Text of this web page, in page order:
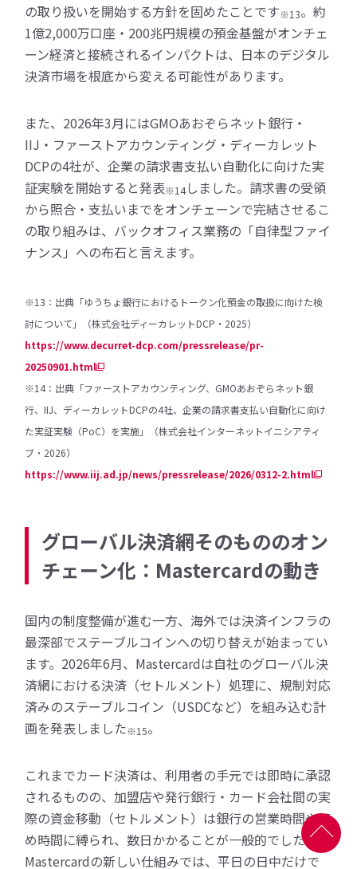
の取り扱いを開始する方針を固めたことです※13。約
1億2,000万口座・200兆円規模の預金基盤がオンチェ
ーン経済と接続されるインパクトは、日本のデジタル
決済市場を根底から変える可能性があります。
また、2026年3月にはGMOあおぞらネット銀行・
IIJ・ファーストアカウンティング・ディーカレット
DCPの4社が、企業の請求書支払い自動化に向けた実
証実験を開始すると発表※14 しました。請求書の受領
から照合・支払いまでをオンチェーンで完結させるこ
の取り組みは、バックオフィス業務の「自律型ファイ
ナンス」への布石と言えます。
※13：出典「ゆうちょ銀行におけるトークン化預金の取扱に向けた検
討について」（株式会社ディーカレットDCP・2025）
https://www.decurret-dcp.com/pressrelease/pr-
20250901.html
※14：出典「ファーストアカウンティング、GMOあおぞらネット銀
行、IIJ、ディーカレットDCPの4社、企業の請求書支払い自動化に向け
た実証実験（PoC）を実施」（株式会社インターネットイニシアティ
ブ・2026）
https://www.iij.ad.jp/news/pressrelease/2026/0312-2.html
グローバル決済網そのもののオン
チェーン化：Mastercardの動き
国内の制度整備が進む一方、海外では決済インフラの
最深部でステーブルコインへの切り替えが始まってい
ます。2026年6月、Mastercardは自社のグローバル決
済網における決済（セトルメント）処理に、規制対応
済みのステーブルコイン（USDCなど）を組み込む計
画を発表しました※15。
これまでカード決済は、利用者の手元では即時に承認
されるものの、加盟店や発行銀行・カード会社間の実
際の資金移動（セトルメント）は銀行の営業時間や締
め時間に縛られ、数日かかることが一般的でした。
Mastercardの新しい仕組みでは、平日の日中だけで